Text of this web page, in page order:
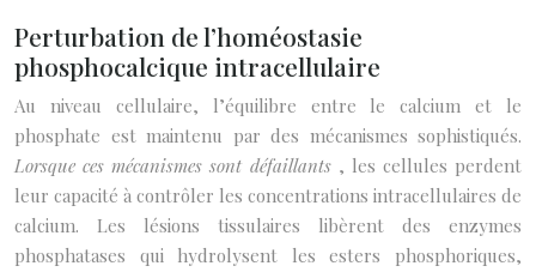
Perturbation de l’homéostasie
phosphocalcique intracellulaire
Au niveau cellulaire, l’équilibre entre le calcium et le
phosphate est maintenu par des mécanismes sophistiqués.
Lorsque ces mécanismes sont défaillants , les cellules perdent
leur capacité à contrôler les concentrations intracellulaires de
calcium. Les lésions tissulaires libèrent des enzymes
phosphatases qui hydrolysent les esters phosphoriques,